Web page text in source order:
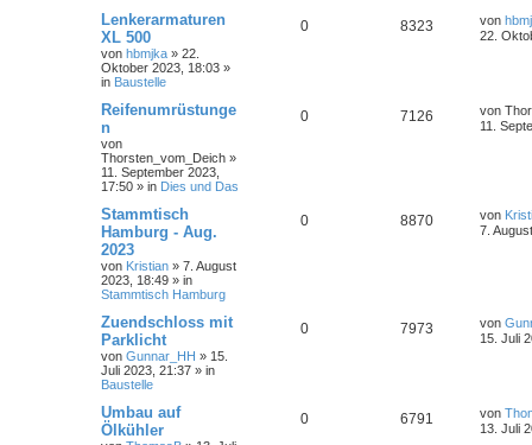
Lenkerarmaturen
XL 500
von hbmjka » 22.
Oktober 2023, 18:03 »
in Baustelle
0 8323 von
22.
Reifenumrüstunge
n
von
Thorsten_vom_Deich »
11. September 2023,
17:50 » in Dies und Das
0 7126 von
11.
Stammtisch
Hamburg - Aug.
2023
von Kristian » 7. August
2023, 18:49 » in
Stammtisch Hamburg
0 8870 von
7.
Zuendschloss mit
Parklicht
von Gunnar_HH » 15.
Juli 2023, 21:37 » in
Baustelle
0 7973 von
15. Juli
Umbau auf
Ölkühler
0 6791 von
13. Juli